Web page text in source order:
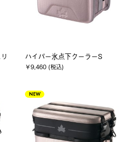
ハイパー氷点下クーラーS
￥9,460 (税込)
NEW